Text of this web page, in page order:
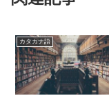
カタカナ語